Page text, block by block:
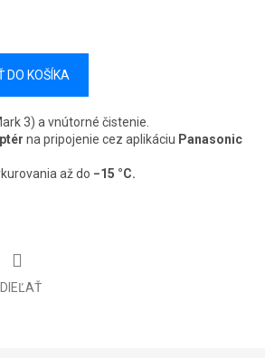
DO KOŠÍKA
3) a vnútorné čistenie.
na pripojenie cez aplikáciu Panasonic
až do −15 °C.